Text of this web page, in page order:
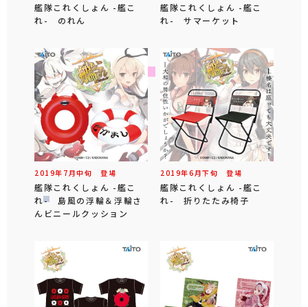
艦隊これくしょん -艦こ
れ- のれん
艦隊これくしょん -艦こ
れ- サマーケット
2019年 7 月中旬 登場
艦隊これくしょん -艦こ
れ- 島風の浮輪＆浮輪さ
んビニールクッション
2019年6 月下旬 登場
艦隊これくしょん -艦こ
れ- 折りたたみ椅子